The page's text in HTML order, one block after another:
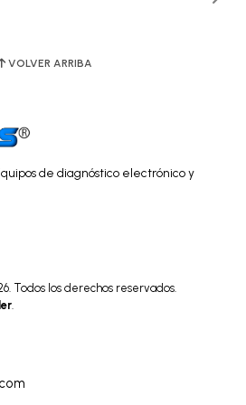
VOLVER ARRIBA
de diagnóstico electrónico y
Todos los derechos reservados.